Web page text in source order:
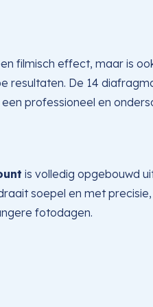
filmisch effect, maar is
resultaten. De 14
professioneel en
is volledig opgebouwd
soepel en met
fotodagen.